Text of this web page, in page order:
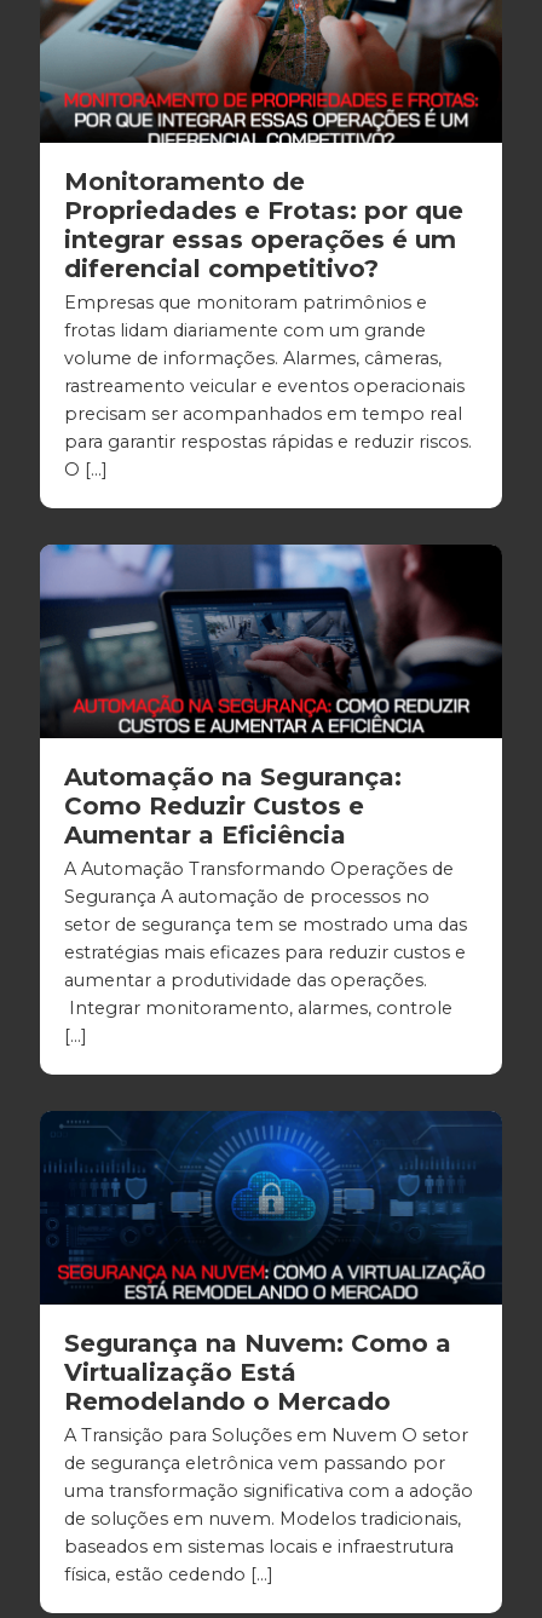
Monitoramento de
Propriedades e Frotas: por que
integrar essas operações é um
diferencial competitivo?
Empresas que monitoram patrimônios e
frotas lidam diariamente com um grande
volume de informações. Alarmes, câmeras,
rastreamento veicular e eventos operacionais
precisam ser acompanhados em tempo real
para garantir respostas rápidas e reduzir riscos.
O […]
Automação na Segurança:
Como Reduzir Custos e
Aumentar a Eficiência
A Automação Transformando Operações de
Segurança A automação de processos no
setor de segurança tem se mostrado uma das
estratégias mais eficazes para reduzir custos e
aumentar a produtividade das operações.
Integrar monitoramento, alarmes, controle
[…]
Segurança na Nuvem: Como a
Virtualização Está
Remodelando o Mercado
A Transição para Soluções em Nuvem O setor
de segurança eletrônica vem passando por
uma transformação significativa com a adoção
de soluções em nuvem. Modelos tradicionais,
baseados em sistemas locais e infraestrutura
física, estão cedendo […]